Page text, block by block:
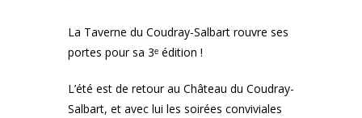
La Taverne du Coudray-Salbart rouvre ses
portes pour sa 3ᵉ édition !
L’été est de retour au Château du Coudray-
Salbart, et avec lui les soirées conviviales